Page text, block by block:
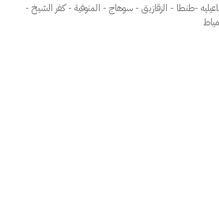
-طنطا - الزقازيق - سوهاج - المنوفية - كفر الشيخ -